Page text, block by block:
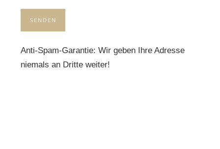
Anti-Spam-Garantie: Wir geben Ihre Adresse
niemals an Dritte weiter!